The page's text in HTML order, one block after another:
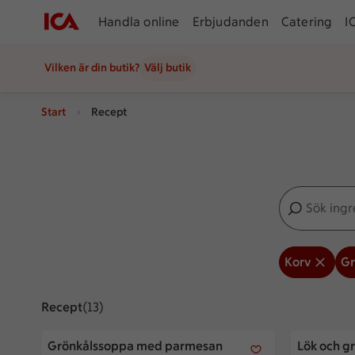
Handla online Erbjudanden Catering
Vilken är din butik? Välj butik
Start Recept
Sök
Inga förslag
Korv
ReceptVisar 13 stycken
(13)
Grönkålssoppa med parmesan
Grönkålssoppa med parmesan
Lök och
Lök och